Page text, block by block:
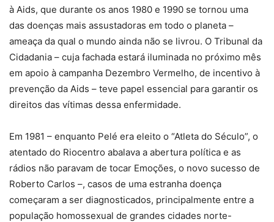
à Aids, que durante os anos 1980 e 1990 se tornou uma
das doenças mais assustadoras em todo o planeta –
ameaça da qual o mundo ainda não se livrou. O Tribunal da
Cidadania – cuja fachada estará iluminada no próximo mês
em apoio à campanha Dezembro Vermelho, de incentivo à
prevenção da Aids – teve papel essencial para garantir os
direitos das vítimas dessa enfermidade.
Em 1981 – enquanto Pelé era eleito o “Atleta do Século”, o
atentado do Riocentro abalava a abertura política e as
rádios não paravam de tocar Emoções, o novo sucesso de
Roberto Carlos –, casos de uma estranha doença
começaram a ser diagnosticados, principalmente entre a
população homossexual de grandes cidades norte-